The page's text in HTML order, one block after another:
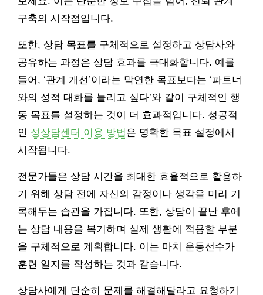
구축의 시작점입니다.
또한, 상담 목표를 구체적으로 설정하고 상담사와
공유하는 과정은 상담 효과를 극대화합니다. 예를
들어, ‘관계 개선’이라는 막연한 목표보다는 ‘파트너
와의 성적 대화를 늘리고 싶다’와 같이 구체적인 행
동 목표를 설정하는 것이 더 효과적입니다. 성공적
인 성상담센터 이용 방법은 명확한 목표 설정에서
시작됩니다.
전문가들은 상담 시간을 최대한 효율적으로 활용하
기 위해 상담 전에 자신의 감정이나 생각을 미리 기
록해두는 습관을 가집니다. 또한, 상담이 끝난 후에
는 상담 내용을 복기하며 실제 생활에 적용할 부분
을 구체적으로 계획합니다. 이는 마치 운동선수가
훈련 일지를 작성하는 것과 같습니다.
상담사에게 단순히 문제를 해결해달라고 요청하기